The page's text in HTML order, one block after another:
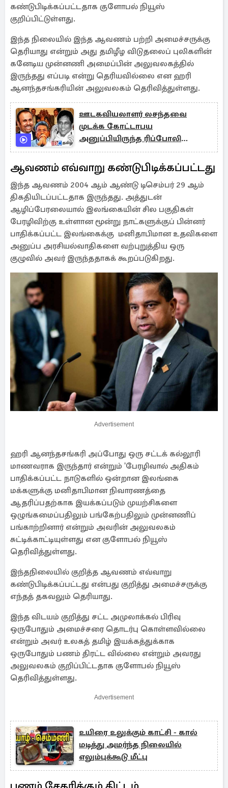
கண்டுபிடிக்கப்பட்டதாக குளோபல் நியூஸ்
குறிப்பிட்டுள்ளது.
இந்த நிலையில் இந்த ஆவணம் பற்றி அமைச்சருக்கு
தெரியாது என்றும் அது தமிழீழ விடுதலைப் புலிகளின்
கனேடிய முன்னணி அமைப்பின் அலுவலகத்தில்
இருந்தது எப்படி என்று தெரியவில்லை என ஹரி
ஆனந்தசங்கரியின் அலுவலகம் தெரிவித்துள்ளது.
ஊடகவியலாளர் லசந்தவை
முடக்க கோட்டாபய
அனுப்பியிருந்த ரிப்போலி
படைப்பிரிவு!
ஆவணம் எவ்வாறு கண்டுபிடிக்கப்பட்டது
இந்த ஆவணம் 2004 ஆம் ஆண்டு டிசெம்பர் 29 ஆம்
திகதியிடப்பட்டதாக இருந்தது. அத்துடன்
ஆழிப்பேரலையால் இலங்கையின் சில பகுதிகள்
பேரழிவிற்கு உள்ளான மூன்று நாட்களுக்குப் பின்னர்
பாதிக்கப்பட்ட இலங்கைக்கு மனிதாபிமான உதவிகளை
அனுப்ப அரசியல்வாதிகளை வற்புறுத்திய ஒரு
குழுவில் அவர் இருந்ததாகக் கூறப்படுகிறது.
Advertisement
ஹரி ஆனந்தசங்கரி அப்போது ஒரு சட்டக் கல்லூரி
மாணவராக இருந்தார் என்றும் 'பேரழிவால் அதிகம்
பாதிக்கப்பட்ட நாடுகளில் ஒன்றான இலங்கை
மக்களுக்கு மனிதாபிமான நிவாரணத்தை
ஆதரிப்பதற்காக இயக்கப்படும் முயற்சிகளை
ஒழுங்கமைப்பதிலும் பங்கேற்பதிலும் முன்னணிப்
பங்காற்றினார் என்றும் அவரின் அலுவலகம்
சுட்டிக்காட்டியுள்ளது என குளோபல் நியூஸ்
தெரிவித்துள்ளது.
இந்தநிலையில் குறித்த ஆவணம் எவ்வாறு
கண்டுபிடிக்கப்பட்டது என்பது குறித்து அமைச்சருக்கு
எந்தத் தகவலும் தெரியாது.
இந்த விடயம் குறித்து சட்ட அமுலாக்கல் பிரிவு
ஒருபோதும் அமைச்சரை தொடர்பு கொள்ளவில்லை
என்றும் அவர் உலகத் தமிழ் இயக்கத்துக்காக
ஒருபோதும் பணம் திரட்ட வில்லை என்றும் அவரது
அலுவலகம் குறிப்பிட்டதாக குளோபல் நியூஸ்
தெரிவித்துள்ளது.
Advertisement
உயிரை உலுக்கும் காட்சி - கால்
மடித்து அமர்ந்த நிலையில்
எலும்புக்கூடு மீட்பு